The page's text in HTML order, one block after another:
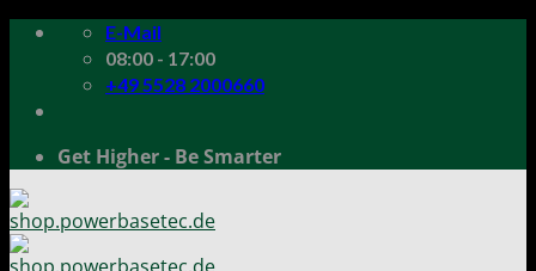
Skip
E-Mail
08:00 - 17:00
+49 5528 2000660
Get Higher - Be Smarter